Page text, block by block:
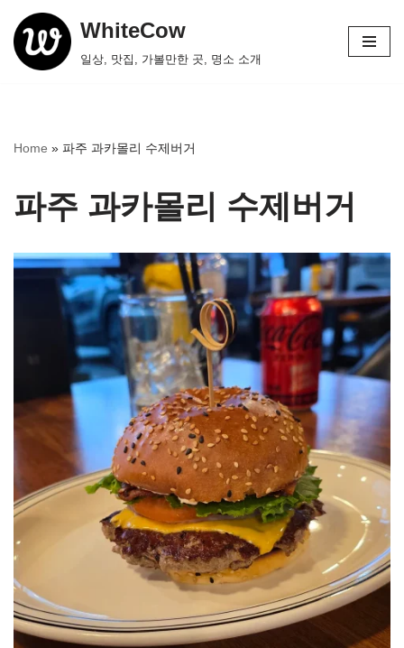
콘
텐
기
WhiteCow
일상, 맛집, 가볼만한 곳, 명소 소개
Home » 파주 과카몰리 수제버거
파주 과카몰리 수제버거